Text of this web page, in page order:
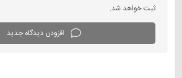
ثبت خواهد شد.
افزودن دیدگاه جدید